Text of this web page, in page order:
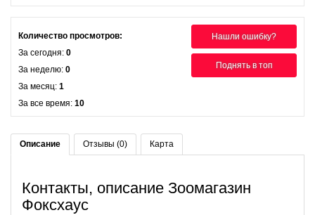
Нашли ошибку?
Поднять в топ
Количество просмотров:
За сегодня: 0
За неделю: 0
За месяц: 1
За все время: 10
Описание Отзывы (0) Карта
Контакты, описание Зоомагазин
Фоксхаус